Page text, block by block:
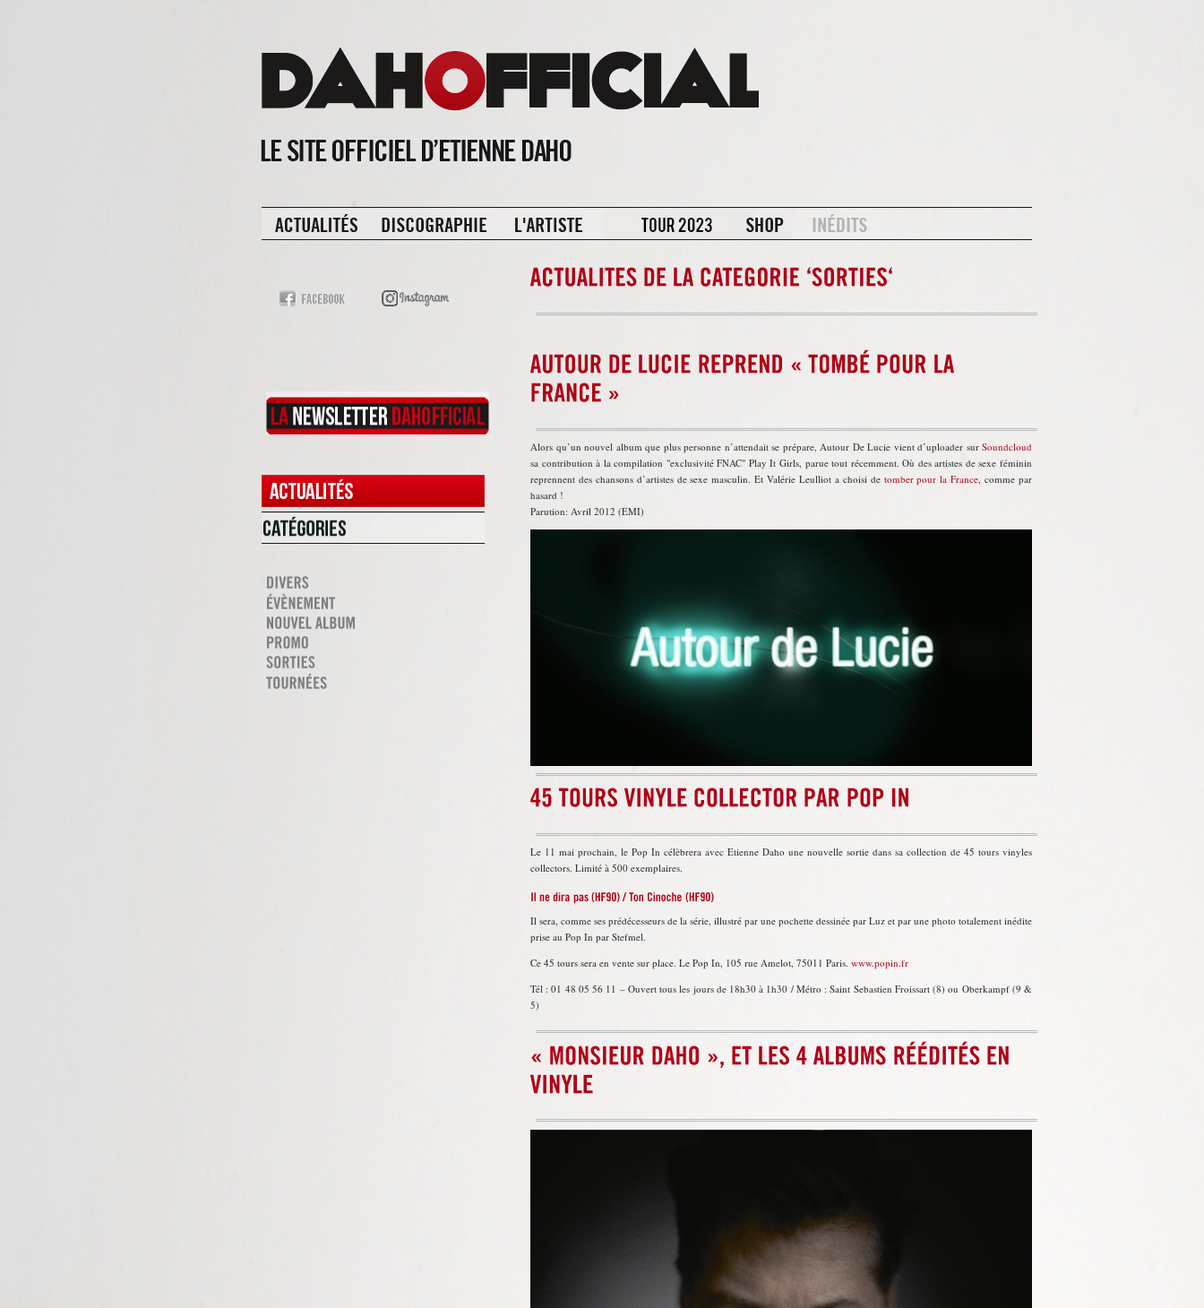
Alors qu’un nouvel album que plus personne n’attendait se prépare, Autour De Lucie vient d’uploader sur Soundcloud
sa contribution à la compilation exclusivité FNAC Play It Girls, parue tout récemment. Où des artistes de sexe féminin
reprennent des chansons d’artistes de sexe masculin. Et Valérie Leulliot a choisi de tomber pour la France , comme par
hasard !
Parution: Avril 2012 (EMI)
Le 11 mai prochain, le Pop In célèbrera avec Etienne Daho une nouvelle sortie dans sa collection de 45 tours vinyles
collectors. Limité à 500 exemplaires.
Il sera, comme ses prédécesseurs de la série, illustré par une pochette dessinée par Luz et par une photo totalement inédite
prise au Pop In par Stefmel.
Ce 45 tours sera en vente sur place. Le Pop In, 105 rue Amelot, 75011 Paris. www.popin.fr
Tél : 01 48 05 56 11 – Ouvert tous les jours de 18h30 à 1h30 / Métro : Saint Sebastien Froissart (8) ou Oberkampf (9 &
5)